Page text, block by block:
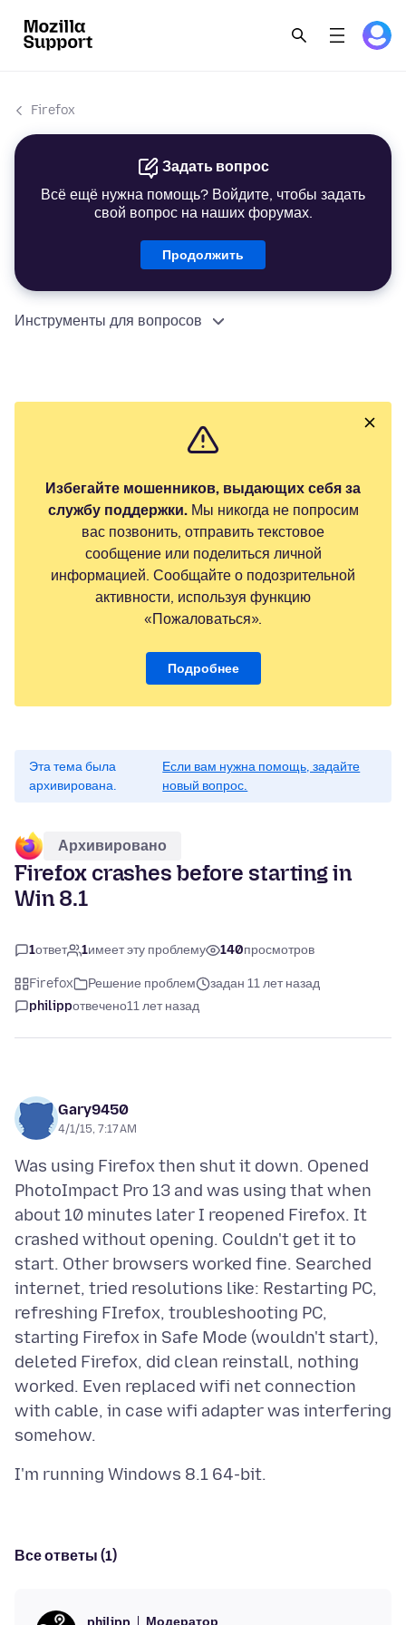
Firefox
Задать вопрос
Всё ещё нужна помощь? Войдите, чтобы задать
свой вопрос на наших форумах.
Продолжить
Инструменты для вопросов
Избегайте мошенников, выдающих себя за
службу поддержки.Мы никогда не попросим
вас позвонить, отправить текстовое
сообщение или поделиться личной
информацией. Сообщайте о подозрительной
активности, используя функцию
«Пожаловаться».
Подробнее
Эта тема была
архивирована.
Если вам нужна помощь, задайте
новый вопрос.
Архивировано
Firefox crashes before starting in
Win 8.1
1ответ 1имеет эту проблему 140просмотров
Firefox Решение проблем
задан 11 лет назад
philippотвечено11 лет назад
Gary9450
4/1/15, 7:17 AM
Was using Firefox then shut it down. Opened
PhotoImpact Pro 13 and was using that when
about 10 minutes later I reopened Firefox. It
crashed without opening. Couldn't get it to
start. Other browsers worked fine. Searched
internet, tried resolutions like: Restarting PC,
refreshing FIrefox, troubleshooting PC,
starting Firefox in Safe Mode (wouldn't start),
deleted Firefox, did clean reinstall, nothing
worked. Even replaced wifi net connection
with cable, in case wifi adapter was interfering
Все ответы (1)